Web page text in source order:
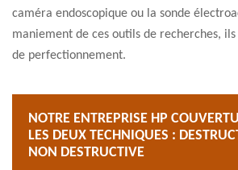
caméra endoscopique ou la sonde
maniement de ces outils de recherches,
de perfectionnement.
NOTRE ENTREPRISE HP
LES DEUX TECHNIQUES :
NON DESTRUCTIVE